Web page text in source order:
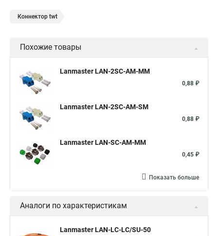
Коннектор twt
Похожие товары
Lanmaster LAN-2SC-AM-MM
0,88 ₽
Lanmaster LAN-2SC-AM-SM
0,88 ₽
Lanmaster LAN-SC-AM-MM
0,45 ₽
Показать больше
Аналоги по характеристикам
Lanmaster LAN-LC-LC/SU-50